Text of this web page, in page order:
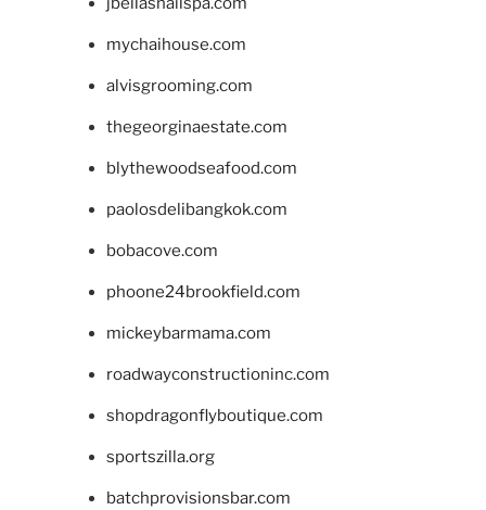
mychaihouse.com
alvisgrooming.com
thegeorginaestate.com
blythewoodseafood.com
paolosdelibangkok.com
bobacove.com
phoone24brookfield.com
mickeybarmama.com
roadwayconstructioninc.com
shopdragonflyboutique.com
sportszilla.org
batchprovisionsbar.com